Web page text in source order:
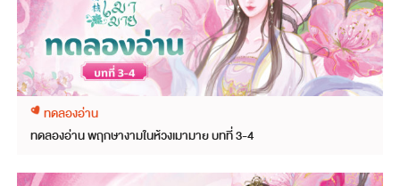
ทดลองอ่าน
ทดลองอ่าน พฤกษางามในห้วงเมามาย บทที่ 3-4